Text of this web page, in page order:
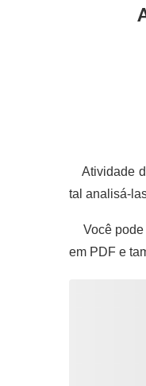
Atividade
tal analisá-
Você pode
em PDF e